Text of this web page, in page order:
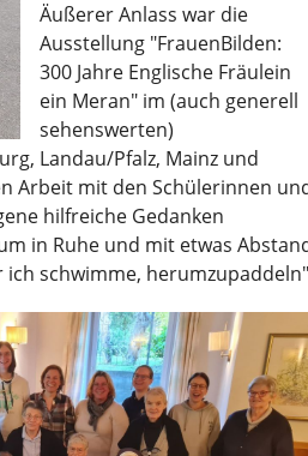
Äußerer Anlass war die
Ausstellung "FrauenBilden:
300 Jahre Englische Fräulein
ein Meran" im (auch generell
sehenswerten)
Landau/Pfalz, Mainz und
Arbeit mit den Schülerinnen
hilfreiche Gedanken
in Ruhe und mit etwas
ich schwimme,